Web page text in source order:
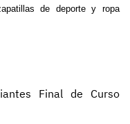
de deporte y ropa
Final de Curso